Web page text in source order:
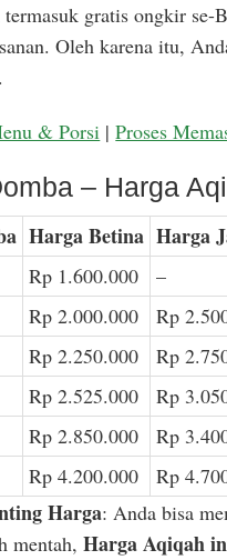
termasuk gratis ongkir
Oleh karena itu,
& Porsi |Proses
– Harga
Harga Betina Harga
Rp 1.600.000 –
Rp 2.000.000 Rp
Rp 2.250.000 Rp
Rp 2.525.000 Rp
Rp 2.850.000 Rp
Rp 4.200.000 Rp
Harga: Anda bisa
mentah, Harga Aqiqah